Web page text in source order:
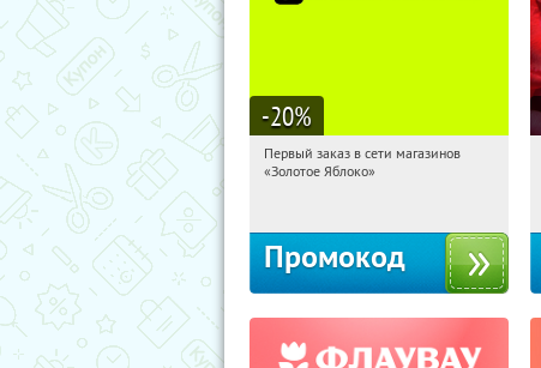
-20%
04:31:32
Получи первым!
Первый заказ в сети магазинов
«Золотое Яблоко»
Промокод